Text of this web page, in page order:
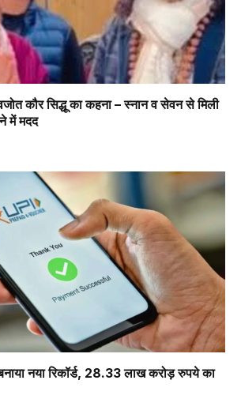
कौर सिद्धू का कहना – स्नान व सेवन से मिली
में मदद
नया रिकॉर्ड, 28.33 लाख करोड़ रुपये का